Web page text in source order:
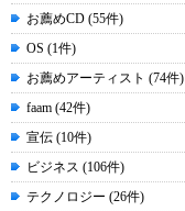
お薦めCD (55件)
OS (1件)
お薦めアーティスト (74件)
faam (42件)
宣伝 (10件)
ビジネス (106件)
テクノロジー (26件)